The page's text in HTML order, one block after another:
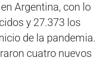
Argentina, con lo
y 27.373 los
de la pandemia.
cuatro nuevos